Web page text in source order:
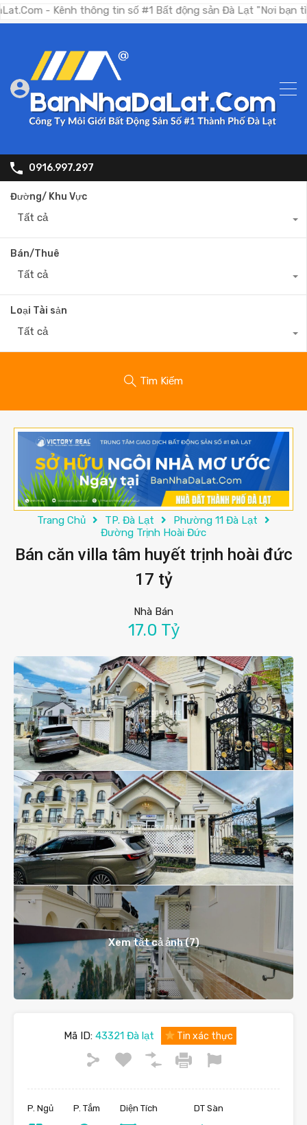
- Kênh thông tin số #1 Bất động sản Đà Lạt "Nơi bạn tìm
0916.997.297
Đường/ Khu Vực
Tất cả
Bán/Thuê
Tất cả
Loại Tài sản
Tất cả
Tìm Kiếm
Trang Chủ TP. Đà Lạt
Phường 11 Đà Lạt
Đường Trịnh Hoài Đức
Bán căn villa tâm huyết trịnh hoài đức
17 tỷ
Nhà Bán
17.0 Tỷ
Xem tất cả ảnh (7)
Mã ID:43321 Đà lạt Tin xác thực
P. Ngủ P. Tắm Diện Tích DT Sàn